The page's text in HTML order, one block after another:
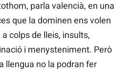
parla valencià, en una
que la dominen ens volen
colps de lleis, insults,
i menysteniment. Però
llengua no la podran fer